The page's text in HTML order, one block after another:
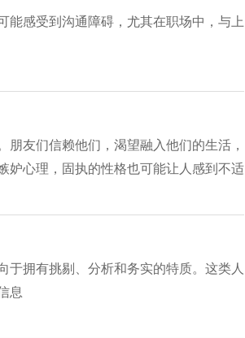
能感受到沟通障碍，尤其在职场中，与上
友们信赖他们，渴望融入他们的生活，
妒心理，固执的性格也可能让人感到不适
于拥有挑剔、分析和务实的特质。这类人
息